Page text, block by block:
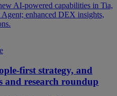
AI-powered capabilities in Tia,
enhanced DEX insights,
first strategy, and
and research roundup